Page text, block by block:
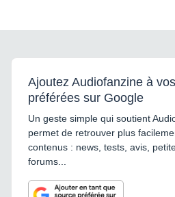
Ajoutez Audiofanzine à
préférées sur Google
Un geste simple qui soutient
permet de retrouver plus
contenus : news, tests, avis,
forums...